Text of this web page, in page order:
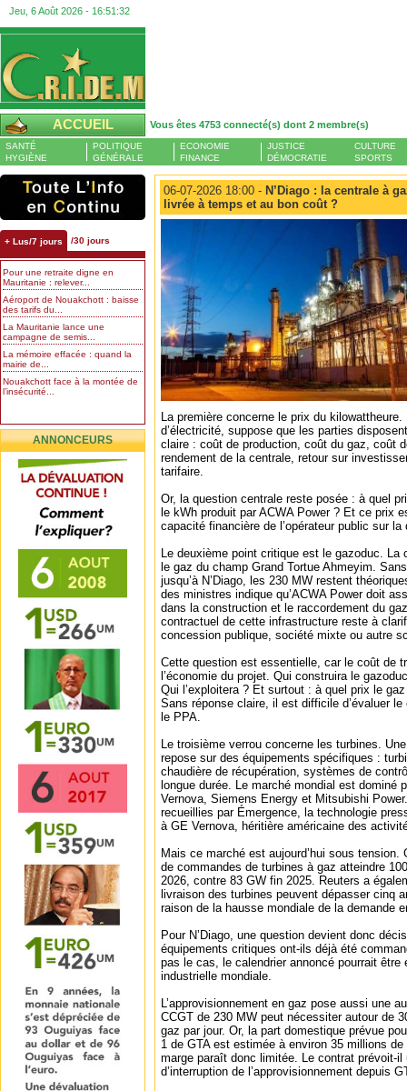
Jeu, 6 Août 2026 - 16:51:32
ACCUEIL Vous êtes 4753 connecté(s) dont 2 membre(s)
SANTÉ
HYGIÈNE
POLITIQUE
GÉNÉRALE
ECONOMIE
FINANCE
JUSTICE
DÉMOCRATIE
CULTURE
SPORTS
+ Lus/7 jours /30 jours
Pour une retraite digne en
Mauritanie : relever...
Aéroport de Nouakchott : baisse
des tarifs du...
La Mauritanie lance une
campagne de semis...
La mémoire effacée : quand la
mairie de...
Nouakchott face à la montée de
l’insécurité...
ANNONCEURS
06-07-2026 18:00 - N’Diago : la centrale à
livrée à temps et au bon coût ?
La première concerne le prix du
d’électricité, suppose que les parties
claire : coût de production, coût du gaz, coût
rendement de la centrale, retour sur
tarifaire.
Or, la question centrale reste posée : à quel
le kWh produit par ACWA Power ? Et ce prix
capacité financière de l’opérateur public sur la
Le deuxième point critique est le gazoduc. La
le gaz du champ Grand Tortue Ahmeyim.
jusqu’à N’Diago, les 230 MW restent
des ministres indique qu’ACWA Power doit
dans la construction et le raccordement du
contractuel de cette infrastructure reste à
concession publique, société mixte ou autre
Cette question est essentielle, car le coût de
l’économie du projet. Qui construira le
Qui l’exploitera ? Et surtout : à quel prix le
Sans réponse claire, il est difficile d’évaluer
le PPA.
Le troisième verrou concerne les turbines.
repose sur des équipements spécifiques :
chaudière de récupération, systèmes de
longue durée. Le marché mondial est dominé
Vernova, Siemens Energy et Mitsubishi
recueillies par Émergence, la technologie
à GE Vernova, héritière américaine des
Mais ce marché est aujourd’hui sous
de commandes de turbines à gaz atteindre
2026, contre 83 GW fin 2025. Reuters a
livraison des turbines peuvent dépasser cinq
raison de la hausse mondiale de la demande
Pour N’Diago, une question devient donc
équipements critiques ont-ils déjà été
pas le cas, le calendrier annoncé pourrait être
industrielle mondiale.
L’approvisionnement en gaz pose aussi une
CCGT de 230 MW peut nécessiter autour de
gaz par jour. Or, la part domestique prévue
1 de GTA est estimée à environ 35 millions
marge paraît donc limitée. Le contrat prévoit-
d’interruption de l’approvisionnement depuis